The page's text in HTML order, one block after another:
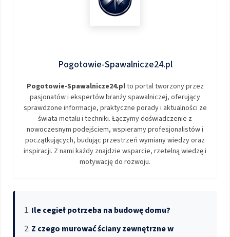
Pogotowie-Spawalnicze24.pl
Pogotowie-Spawalnicze24.plto portal tworzony przez
pasjonatów i ekspertów branży spawalniczej, oferujący
sprawdzone informacje, praktyczne porady i aktualności ze
świata metalu i techniki. Łączymy doświadczenie z
nowoczesnym podejściem, wspieramy profesjonalistów i
początkujących, budując przestrzeń wymiany wiedzy oraz
inspiracji. Z nami każdy znajdzie wsparcie, rzetelną wiedzę i
motywację do rozwoju.
Ile cegieł potrzeba na budowę domu?
Z czego murować ściany zewnętrzne w